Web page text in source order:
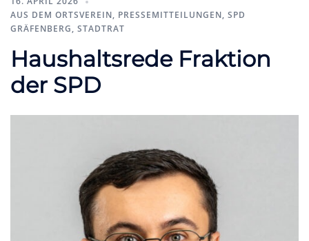
AUS DEM ORTSVEREIN, PRESSEMITTEILUNGEN, SPD
GRÄFENBERG, STADTRAT
Haushaltsrede Fraktion
der SPD